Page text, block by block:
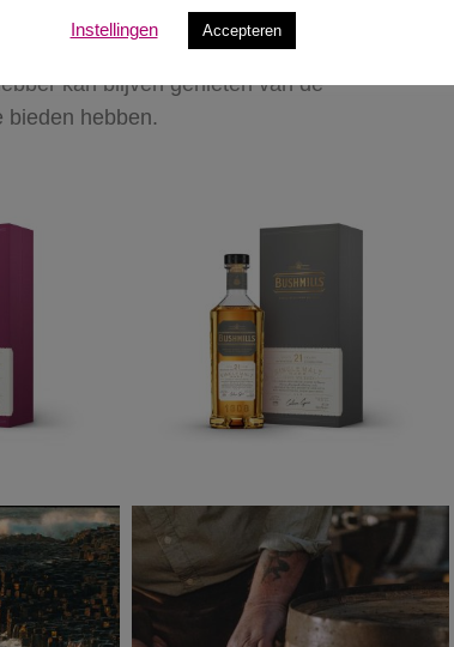
in de huidige range; in 2021
neergezet. Bushmills is er al
kan blijven genieten van de
bieden hebben.
Instellingen
Accepteren